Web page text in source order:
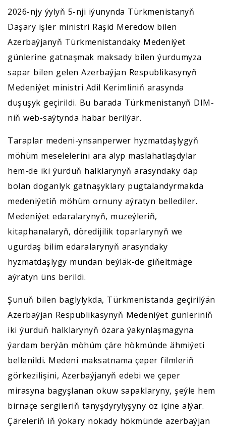
2026-njy ýylyň 5-nji iýunynda Türkmenistanyň
Daşary işler ministri Raşid Meredow bilen
Azerbaýjanyň Türkmenistandaky Medeniýet
günlerine gatnaşmak maksady bilen ýurdumyza
sapar bilen gelen Azerbaýjan Respublikasynyň
Medeniýet ministri Adil Kerimliniň arasynda
duşuşyk geçirildi. Bu barada Türkmenistanyň DIM-
niň web-saýtynda habar berilýär.
Taraplar medeni-ynsanperwer hyzmatdaşlygyň
möhüm meselelerini ara alyp maslahatlaşdylar
hem-de iki ýurduň halklarynyň arasyndaky däp
bolan doganlyk gatnaşyklary pugtalandyrmakda
medeniýetiň möhüm ornuny aýratyn bellediler.
Medeniýet edaralarynyň, muzeýleriň,
kitaphanalaryň, döredijilik toparlarynyň we
ugurdaş bilim edaralarynyň arasyndaky
hyzmatdaşlygy mundan beýläk-de giňeltmäge
aýratyn üns berildi.
Şunuň bilen baglylykda, Türkmenistanda geçirilýän
Azerbaýjan Respublikasynyň Medeniýet günleriniň
iki ýurduň halklarynyň özara ýakynlaşmagyna
ýardam berýän möhüm çäre hökmünde ähmiýeti
bellenildi. Medeni maksatnama çeper filmleriň
görkezilişini, Azerbaýjanyň edebi we çeper
mirasyna bagyşlanan okuw sapaklaryny, şeýle hem
birnäçe sergileriň tanyşdyrylyşyny öz içine alýar.
Çäreleriň iň ýokary nokady hökmünde azerbaýjan